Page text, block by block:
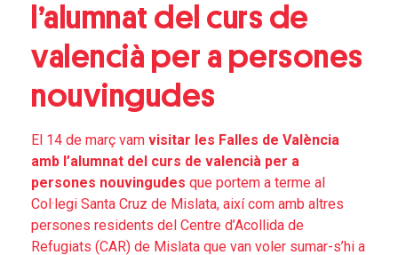
l’alumnat del curs de
valencià per a persones
nouvingudes
El 14 de març vam visitar les Falles de València
amb l’alumnat del curs de valencià per a
persones nouvingudes que portem a terme al
Col·legi Santa Cruz de Mislata, així com amb altres
persones residents del Centre d’Acollida de
Refugiats (CAR) de Mislata que van voler sumar-s’hi a